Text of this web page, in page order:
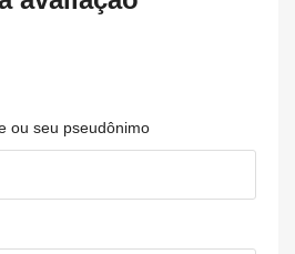
ou seu pseudônimo